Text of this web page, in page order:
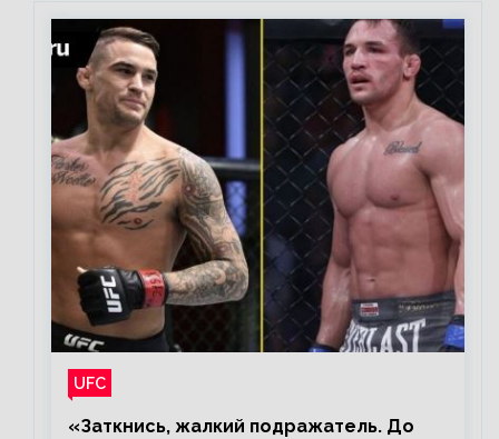
UFC
«Заткнись, жалкий подражатель. До